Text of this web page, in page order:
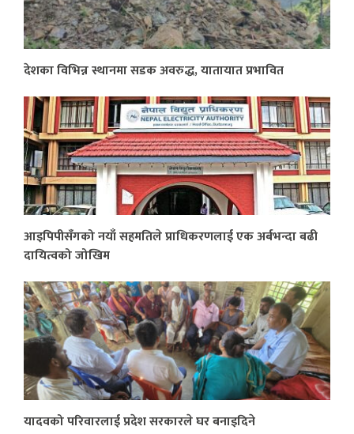
देशका विभिन्न स्थानमा सडक अवरुद्ध, यातायात प्रभावित
आइपिपीसँगको नयाँ सहमतिले प्राधिकरणलाई एक अर्बभन्दा बढी
दायित्वको जोखिम
यादवको परिवारलाई प्रदेश सरकारले घर बनाइदिने